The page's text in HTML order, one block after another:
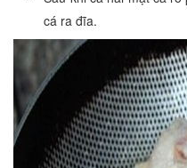
cá ra đĩa.